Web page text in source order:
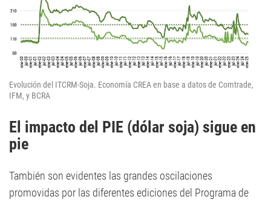
Evolución del ITCRM-Soja. Economía CREA en base a datos de Comtrade,
IFM, y BCRA
El impacto del PIE (dólar soja) sigue en
pie
También son evidentes las grandes oscilaciones
promovidas por las diferentes ediciones del Programa de